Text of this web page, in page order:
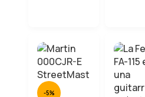
-5%